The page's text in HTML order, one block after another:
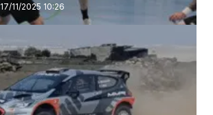
17/11/2025 10:26